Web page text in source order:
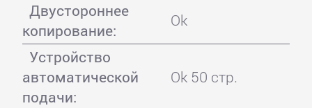
Двустороннее
копирование:
Ok
Устройство
автоматической
подачи:
Ok 50 стр.